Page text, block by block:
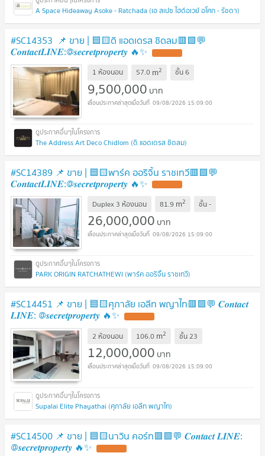
A Space Hideaway Asoke - Ratchada (เอ สเปซ ไฮด์อเวย์ อโศก - รัชดา)
#SC14353​​​ 📌 ขาย | 🟦🟨ดิ แอดเดรส ชิดลม🟥🟩💬
𝑪𝒐𝒏𝒕𝒂𝒄𝒕𝑳𝑰𝑵𝑬:@𝒔𝒆𝒄𝒓𝒆𝒕𝒑𝒓𝒐𝒑𝒆𝒓𝒕𝒚 🔥✨
1 ห้องนอน 57.0 m2 ชั้น6
9,500,000 บาท
09/08/2026 15:09:00
The Address Art Deco Chidlom (ดิ แอดเดรส ชิดลม)
#SC14389 📌 ขาย | 🟦🟨พาร์ค ออริจิ้น ราชเทวี​🟥🟩💬
𝑪𝒐𝒏𝒕𝒂𝒄𝒕𝑳𝑰𝑵𝑬:@𝒔𝒆𝒄𝒓𝒆𝒕𝒑𝒓𝒐𝒑𝒆𝒓𝒕𝒚 🔥✨
Duplex 3 ห้องนอน 81.9 m2 ชั้น-
26,000,000 บาท
09/08/2026 15:09:00
PARK ORIGIN RATCHATHEWI (พาร์ค ออริจิ้น ราชเทวี)
#SC14451 📌 ขาย | 🟦🟨ศุภาลัย เอลีท พญาไท​🟥🟩💬 𝑪𝒐𝒏𝒕𝒂𝒄𝒕
𝑳𝑰𝑵𝑬: @𝒔𝒆𝒄𝒓𝒆𝒕𝒑𝒓𝒐𝒑𝒆𝒓𝒕𝒚 🔥✨
2 ห้องนอน 106.0 m2 ชั้น23
12,000,000 บาท
09/08/2026 15:09:00
Supalai Elite Phayathai (ศุภาลัย เอลีท พญาไท)
#SC14500​​​ 📌 ขาย | 🟦🟨นาวิน คอร์ท🟥🟩💬 𝑪𝒐𝒏𝒕𝒂𝒄𝒕 𝑳𝑰𝑵𝑬:
@𝒔𝒆𝒄𝒓𝒆𝒕𝒑𝒓𝒐𝒑𝒆𝒓𝒕𝒚 🔥✨